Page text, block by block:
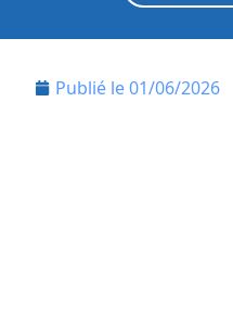
Publié le01/06/2026